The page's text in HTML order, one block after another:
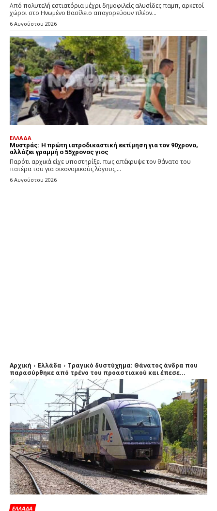
Από πολυτελή εστιατόρια μέχρι δημοφιλείς αλυσίδες παμπ, αρκετοί
χώροι στο Ηνωμένο Βασίλειο απαγορεύουν πλέον...
6 Αυγούστου 2026
ΕΛΛΑΔΑ
Μυστράς: Η πρώτη ιατροδικαστική εκτίμηση για τον 90χρονο,
αλλάζει γραμμή ο 55χρονος γιος
Παρότι αρχικά είχε υποστηρίξει πως απέκρυψε τον θάνατο του
πατέρα του για οικονομικούς λόγους,...
6 Αυγούστου 2026